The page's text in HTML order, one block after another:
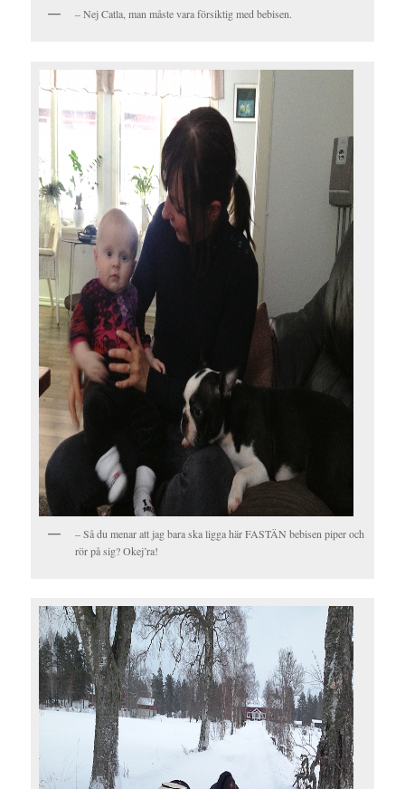
– Nej Catla, man måste vara försiktig med bebisen.
– Så du menar att jag bara ska ligga här FASTÄN bebisen piper och
rör på sig? Okej’ra!